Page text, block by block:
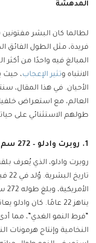
المدهشة
لطالما كان البشر
فريدة، مثل الطول الفائق
المبالغ فيه واحدًا من
الانتباه وتثير الإعجاب، حيث
العالم، مع استعراض
طولهم الاستثنائي على
1. روبرت وادلو – 272 سم
روبرت وادلو، الذي يُعرف
يناهز 22 عامًا. كان
“فرط النمو الغدي”، مما
النخامية وإنتاج